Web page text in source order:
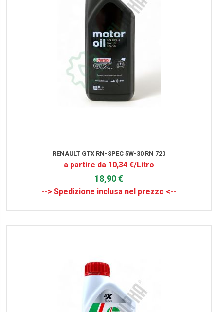
RENAULT GTX RN-SPEC 5W-30 RN 720
a partire da 10,34 €/Litro
18,90 €